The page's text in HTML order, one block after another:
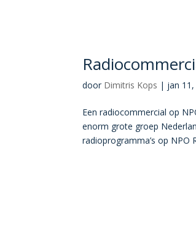
door Dimitris Kops | jan
Een radiocommercial op
enorm grote groep
radioprogramma’s op NPO